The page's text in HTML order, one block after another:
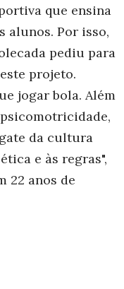
que ensina
alunos. Por isso,
pediu para
projeto.
jogar bola. Além
da cultura
e às regras",
22 anos de